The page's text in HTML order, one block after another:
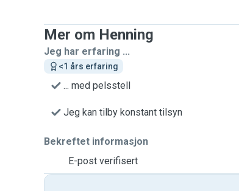
Mer om Henning
Jeg har erfaring ...
<1 års erfaring
... med pelsstell
Jeg kan tilby konstant tilsyn
Bekreftet informasjon
E-post verifisert